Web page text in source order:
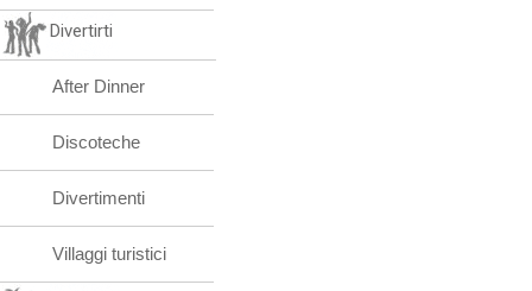
Divertirti
After Dinner
Discoteche
Divertimenti
Villaggi turistici